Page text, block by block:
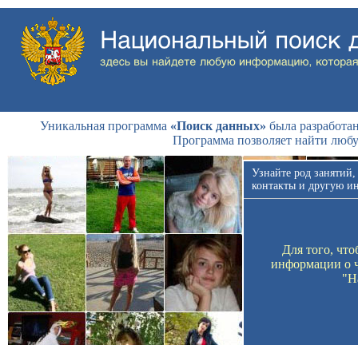
Уникальная программа «Поиск данных» была
Программа позволяет найти
Узнайте род
контакты и другую
Для того,
информации о